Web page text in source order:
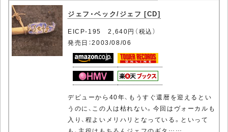
ジェフ・ベック/ジェフ [CD]
EICP-195 2,640円（税込）
発売日：2003/08/06
デビューから40年、もうすぐ還暦を迎えるとい
うのに、この人は枯れない。今回はヴォーカルも
入り、程よいメリハリとなっている。といって